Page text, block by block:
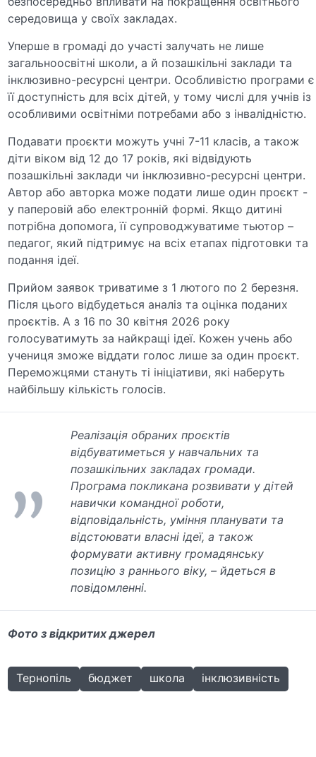
середовища у своїх закладах.
Уперше в громаді до участі залучать не лише
загальноосвітні школи, а й позашкільні заклади та
інклюзивно-ресурсні центри. Особливістю програми є
її доступність для всіх дітей, у тому числі для учнів із
особливими освітніми потребами або з інвалідністю.
Подавати проєкти можуть учні 7-11 класів, а також
діти віком від 12 до 17 років, які відвідують
позашкільні заклади чи інклюзивно-ресурсні центри.
Автор або авторка може подати лише один проєкт -
у паперовій або електронній формі. Якщо дитині
потрібна допомога, її супроводжуватиме тьютор –
педагог, який підтримує на всіх етапах підготовки та
подання ідеї.
Прийом заявок триватиме з 1 лютого по 2 березня.
Після цього відбудеться аналіз та оцінка поданих
проєктів. А з 16 по 30 квітня 2026 року
голосуватимуть за найкращі ідеї. Кожен учень або
учениця зможе віддати голос лише за один проєкт.
Переможцями стануть ті ініціативи, які наберуть
найбільшу кількість голосів.
Реалізація обраних проєктів
відбуватиметься у навчальних та
позашкільних закладах громади.
Програма покликана розвивати у дітей
навички командної роботи,
відповідальність, уміння планувати та
відстоювати власні ідеї, а також
формувати активну громадянську
позицію з раннього віку, – йдеться в
повідомленні.
Фото з відкритих джерел
Тернопіль бюджет школа інклюзивність